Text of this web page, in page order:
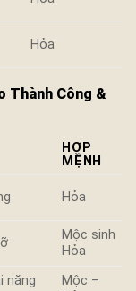
Hỏa
Thành Công &
HỢP
MỆNH
Hỏa
Mộc sinh
Hỏa
năng
Mộc –